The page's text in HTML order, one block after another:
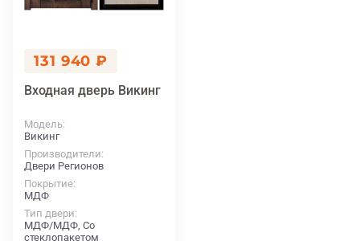
131 940 ₽
Входная дверь Викинг
Модель
Викинг
Производители
Двери Регионов
Покрытие
МДФ
Тип двери
МДФ/МДФ, Со
стеклопакетом